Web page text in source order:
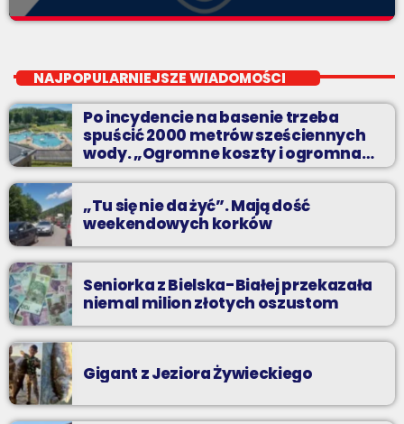
Zadzwoń do nas, wybierz jedną z dwóch muzycznych
propozycji i pozdrów bliskich na żywo w Radiu BIELSKO.
NAJPOPULARNIEJSZE WIADOMOŚCI
Po incydencie na basenie trzeba
spuścić 2000 metrów sześciennych
wody. „Ogromne koszty i ogromna
praca”
„Tu się nie da żyć”. Mają dość
weekendowych korków
Seniorka z Bielska-Białej przekazała
niemal milion złotych oszustom
Gigant z Jeziora Żywieckiego